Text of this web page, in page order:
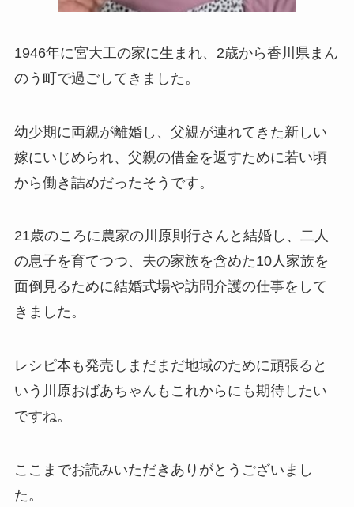
1946年に宮大工の家に生まれ、2歳から香川県まん
のう町で過ごしてきました。
幼少期に両親が離婚し、父親が連れてきた新しい
嫁にいじめられ、父親の借金を返すために若い頃
から働き詰めだったそうです。
21歳のころに農家の川原則行さんと結婚し、二人
の息子を育てつつ、夫の家族を含めた10人家族を
面倒見るために結婚式場や訪問介護の仕事をして
きました。
レシピ本も発売しまだまだ地域のために頑張ると
いう川原おばあちゃんもこれからにも期待したい
ですね。
ここまでお読みいただきありがとうございまし
た。